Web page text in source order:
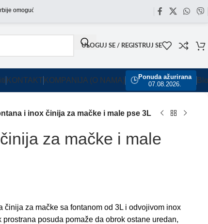
smo besplatnu dostavu za sve porudžbine sa našeg sajta u
ULOGUJ SE / REGISTRUJ SE
KONTAKT KOMPANIJA (O NAMA) 🕒Ponuda ažurirana
07.08.2026.
i inox činija za mačke i male pse 3L
za mačke i male
za mačke sa fontanom od 3L i odvojivom inox
posuda pomaže da obrok ostane uredan,